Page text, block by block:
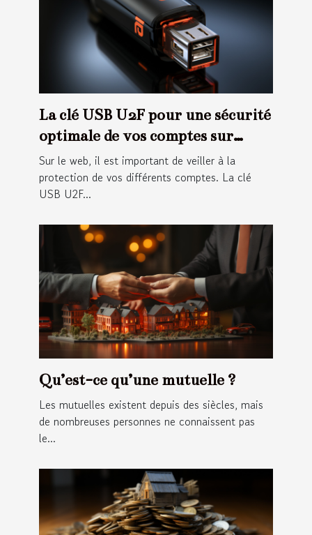
La clé USB U2F pour une sécurité
optimale de vos comptes sur
internet
Sur le web, il est important de veiller à la
protection de vos différents comptes. La clé
USB U2F...
Qu’est-ce qu’une mutuelle ?
Les mutuelles existent depuis des siècles, mais
de nombreuses personnes ne connaissent pas
le...